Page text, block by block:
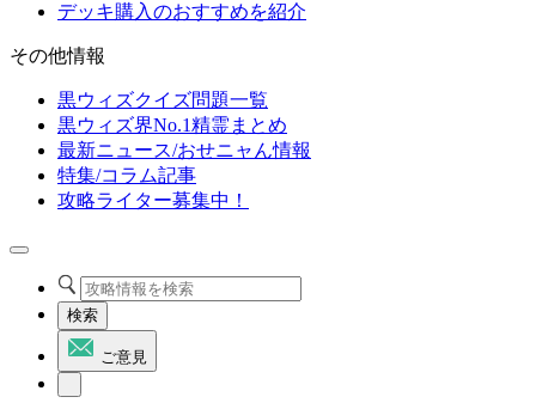
デッキ購入のおすすめを紹介
その他情報
黒ウィズクイズ問題一覧
黒ウィズ界No.1精霊まとめ
最新ニュース/おせニャん情報
特集/コラム記事
攻略ライター募集中！
検索
ご意見